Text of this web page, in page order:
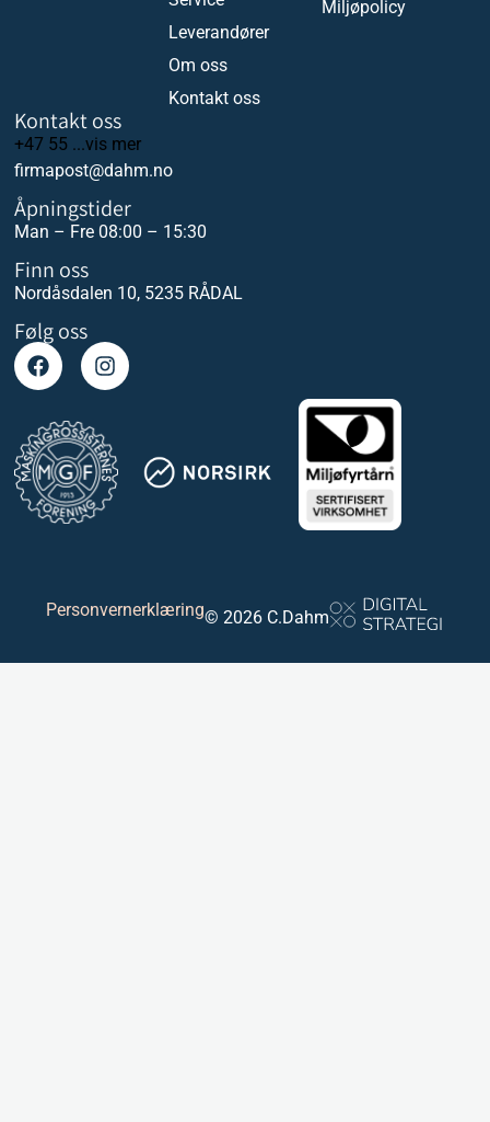
Leverandører
Om oss
Kontakt oss
Miljøpolicy
Kontakt oss
+47 55 ...vis mer
firmapost@dahm.no
Åpningstider
Man – Fre 08:00 – 15:30
Finn oss
Nordåsdalen 10, 5235 RÅDAL
Følg oss
Personvernerklæring© 2026 C.Dahm